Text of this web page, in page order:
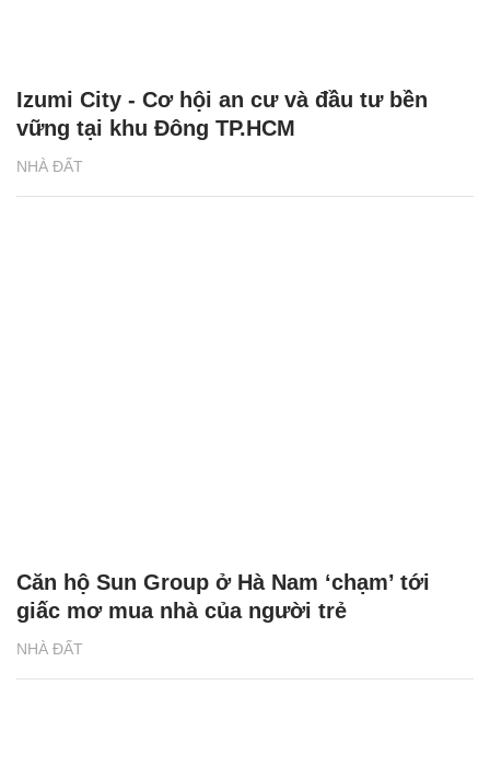
NHÀ ĐẤT
Izumi City - Cơ hội an cư và đầu tư bền
vững tại khu Đông TP.HCM
NHÀ ĐẤT
Căn hộ Sun Group ở Hà Nam ‘chạm’ tới
giấc mơ mua nhà của người trẻ